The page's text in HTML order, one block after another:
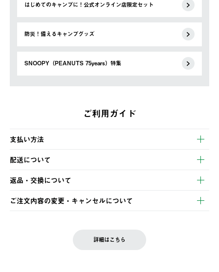
はじめてのキャンプに！公式オンライン店限定セット
防災！備えるキャンプグッズ
SNOOPY（PEANUTS 75years）特集
ご利用ガイド
支払い方法
以下のいずれかの方法でお支払いいただけます。
・クレジットカード決済
・コンビニ決済
・Pay-easy決済
配送について
【発送スケジュール】
ご注文・ご入金完了より2営業日以内に商品を発送いたします。
土日祝の発送はございませんので、木曜日以降のご注文は週明け
の発送となる場合がございます。
返品・交換について
※お客様都合の場合
お客様都合の返品にかかる送料は、お客様ご負担とさせていただ
ご注文内容の変更・キャンセルについて
LOGOS FAMILY会員の方は、会員マイページ内 購入履歴画面に
詳細はこちら